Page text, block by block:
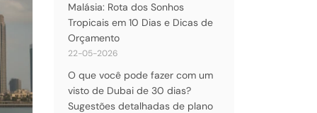
Malásia: Rota dos Sonhos
Tropicais em 10 Dias e Dicas de
Orçamento
22-05-2026
O que você pode fazer com um
visto de Dubai de 30 dias?
Sugestões detalhadas de plano